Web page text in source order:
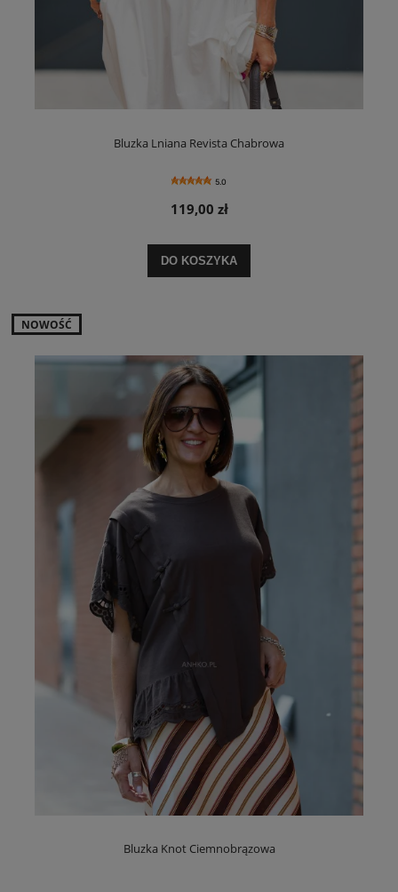
Bluzka Lniana Revista Chabrowa
5.0
119,00 zł
DO KOSZYKA
Bluzka Knot Ciemnobrązowa
NOWOŚĆ